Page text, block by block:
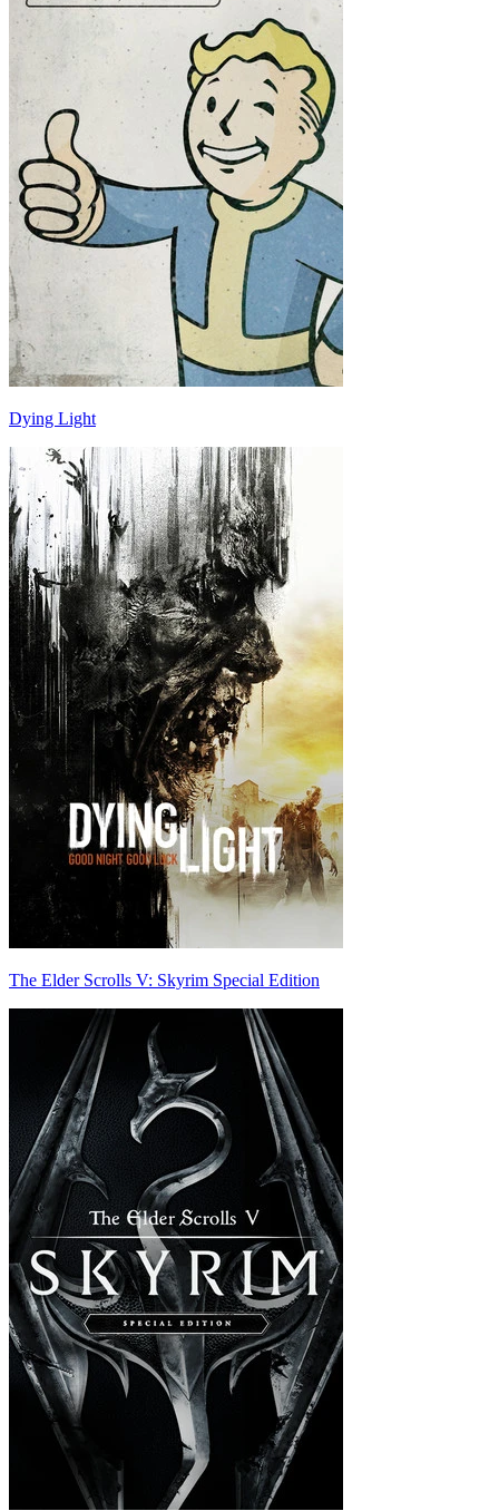
Dying Light
The Elder Scrolls V: Skyrim Special Edition